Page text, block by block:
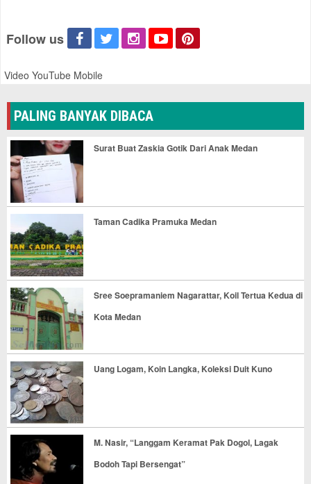
Follow us
Video YouTube Mobile
PALING BANYAK DIBACA
Surat Buat Zaskia Gotik Dari Anak Medan
Taman Cadika Pramuka Medan
Sree Soepramaniem Nagarattar, Koil Tertua Kedua di
Kota Medan
Uang Logam, Koin Langka, Koleksi Duit Kuno
M. Nasir, “Langgam Keramat Pak Dogol, Lagak
Bodoh Tapi Bersengat”